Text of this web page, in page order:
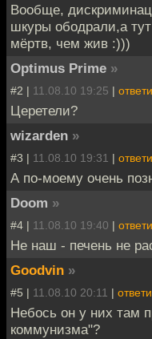
Вообще,
шкуры ободрали,а
мёртв, чем жив :)))
Optimus Prime »
#2 | 11.08.10 19:25 |
Церетели?
wizarden »
#3 | 11.08.10 19:31 |
А по-моему очень
Doom »
#4 | 11.08.10 19:40 |
Не наш - печень не
Goodvin »
#5 | 11.08.10 20:11 |
Небось он у них там
коммунизма"?